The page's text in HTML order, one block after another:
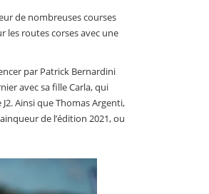
de nombreuses courses
les routes corses avec une
par Patrick Bernardini
avec sa fille Carla, qui
Ainsi que Thomas Argenti,
de l’édition 2021, ou